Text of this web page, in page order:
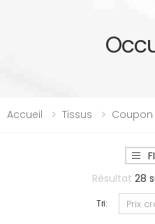
Accueil Tissus Coupon
Résultat 28
Tri: